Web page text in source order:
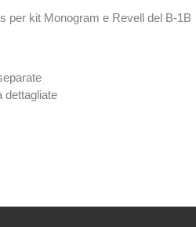
per kit Monogram e Revell del B-1B
dettagliate